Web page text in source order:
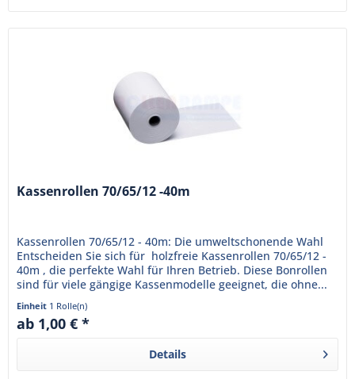
Kassenrollen 70/65/12 -40m
Kassenrollen 70/65/12 - 40m: Die umweltschonende Wahl
Entscheiden Sie sich für holzfreie Kassenrollen 70/65/12 -
40m , die perfekte Wahl für Ihren Betrieb. Diese Bonrollen
sind für viele gängige Kassenmodelle geeignet, die ohne...
Einheit 1 Rolle(n)
ab 1,00 € *
Details